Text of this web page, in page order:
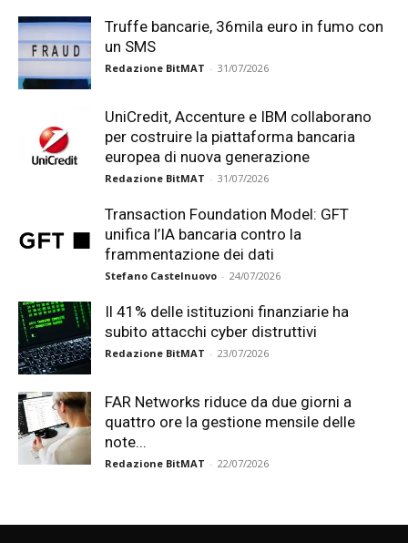
Truffe bancarie, 36mila euro in fumo con
un SMS
Redazione BitMAT - 31/07/2026
UniCredit, Accenture e IBM collaborano
per costruire la piattaforma bancaria
europea di nuova generazione
Redazione BitMAT - 31/07/2026
Transaction Foundation Model: GFT
unifica l’IA bancaria contro la
frammentazione dei dati
Stefano Castelnuovo - 24/07/2026
Il 41% delle istituzioni finanziarie ha
subito attacchi cyber distruttivi
Redazione BitMAT - 23/07/2026
FAR Networks riduce da due giorni a
quattro ore la gestione mensile delle
note...
Redazione BitMAT - 22/07/2026